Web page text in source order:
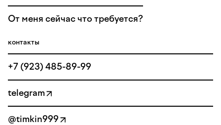
От меня сейчас что требуется?
контакты
+7 (923) 485-89-99
telegram
@timkin999